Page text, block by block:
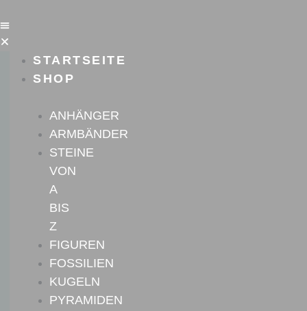
STARTSEITE
SHOP
ANHÄNGER
ARMBÄNDER
STEINE
VON
A
BIS
Z
FIGUREN
FOSSILIEN
KUGELN
PYRAMIDEN